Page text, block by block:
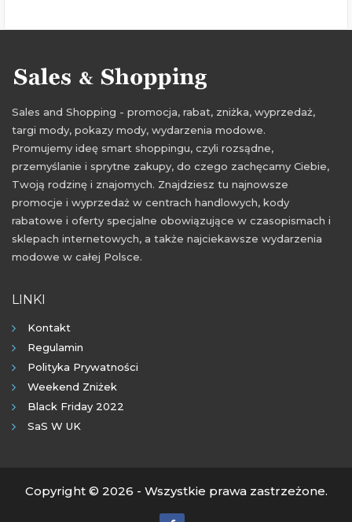
Sales and Shopping - promocja, rabat, zniżka, wyprzedaż,
targi mody, pokazy mody, wydarzenia modowe.
Promujemy ideę smart shoppingu, czyli rozsądne,
przemyślanie i sprytne zakupy, do czego zachęcamy Ciebie,
Twoją rodzinę i znajomych. Znajdziesz tu najnowsze
promocje i wyprzedaż w centrach handlowych, kody
rabatowe i oferty specjalne obowiązujące w czasopismach i
sklepach internetowych, a także najciekawsze wydarzenia
modowe w całej Polsce.
LINKI
Kontakt
Regulamin
Polityka Prywatności
Weekend Zniżek
Black Friday 2022
SaS W UK
Copyright © 2026 - Wszystkie prawa zastrzeżone.